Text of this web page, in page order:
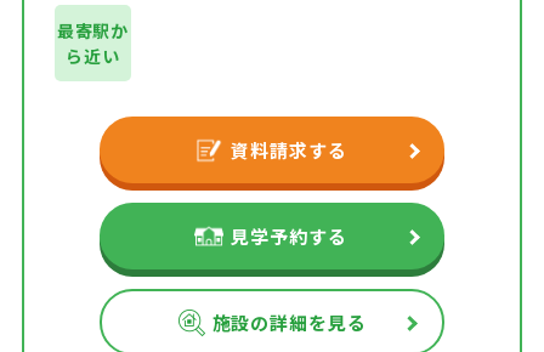
最寄駅か
ら近い
資料請求する
見学予約する
施設の詳細を見る